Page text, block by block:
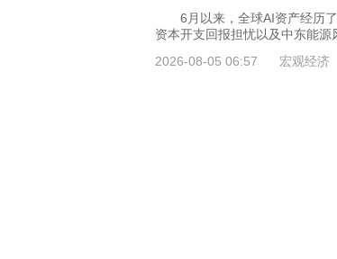
6月以来，全球AI资产经历了
资本开支回报担忧以及中东能
2026-08-05 06:57
宏观经济